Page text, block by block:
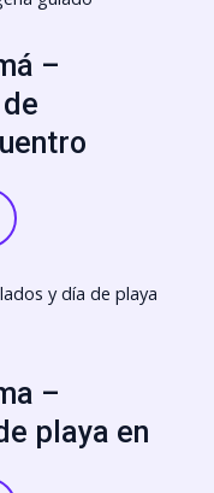
–
–
playa en